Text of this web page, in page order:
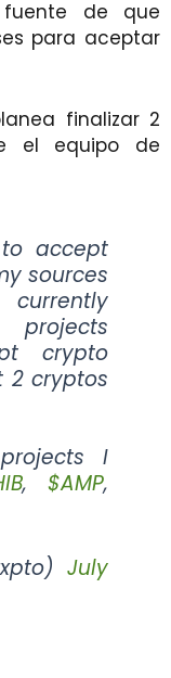
de que
para aceptar
finalizar 2
el equipo de
accept
sources
projects
crypto
2 cryptos
I
, $AMP,
July